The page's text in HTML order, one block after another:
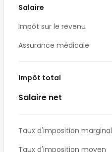
Salaire
Impôt sur le revenu
Assurance médicale
Impôt total
Salaire net
Taux d'imposition marginal
Taux d'imposition moyen